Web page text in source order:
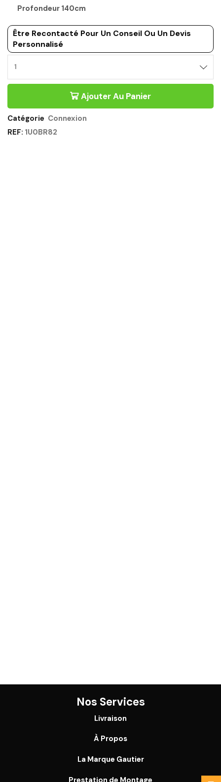
Profondeur 140cm
Être Recontacté Pour Un Conseil Ou Un Devis
Personnalisé
BENCH
ÉCHANCRÉ
Ajouter Au Panier
Catégorie Connexion
REF: 1U0BR82
Nos Services
Livraison
À Propos
La Marque Gautier
Prestation de Montage